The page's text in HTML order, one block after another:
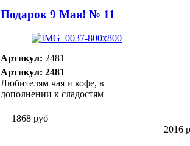
1868 руб
Подарок 9 Мая! № 11
Артикул: 2481
Артикул: 2481
Любителям чая и кофе, в
дополнении к сладостям
2016